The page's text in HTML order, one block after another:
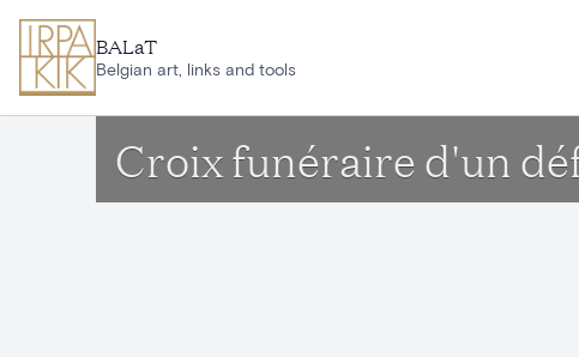
BALaT
Belgian art, links and tools
Croix funéraire d'un